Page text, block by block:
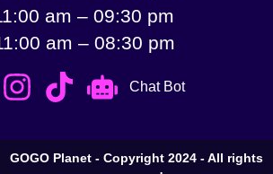
am – 09:30 pm
am – 08:30 pm
Chat Bot
GOGO Planet - Copyright 2024 - All rights